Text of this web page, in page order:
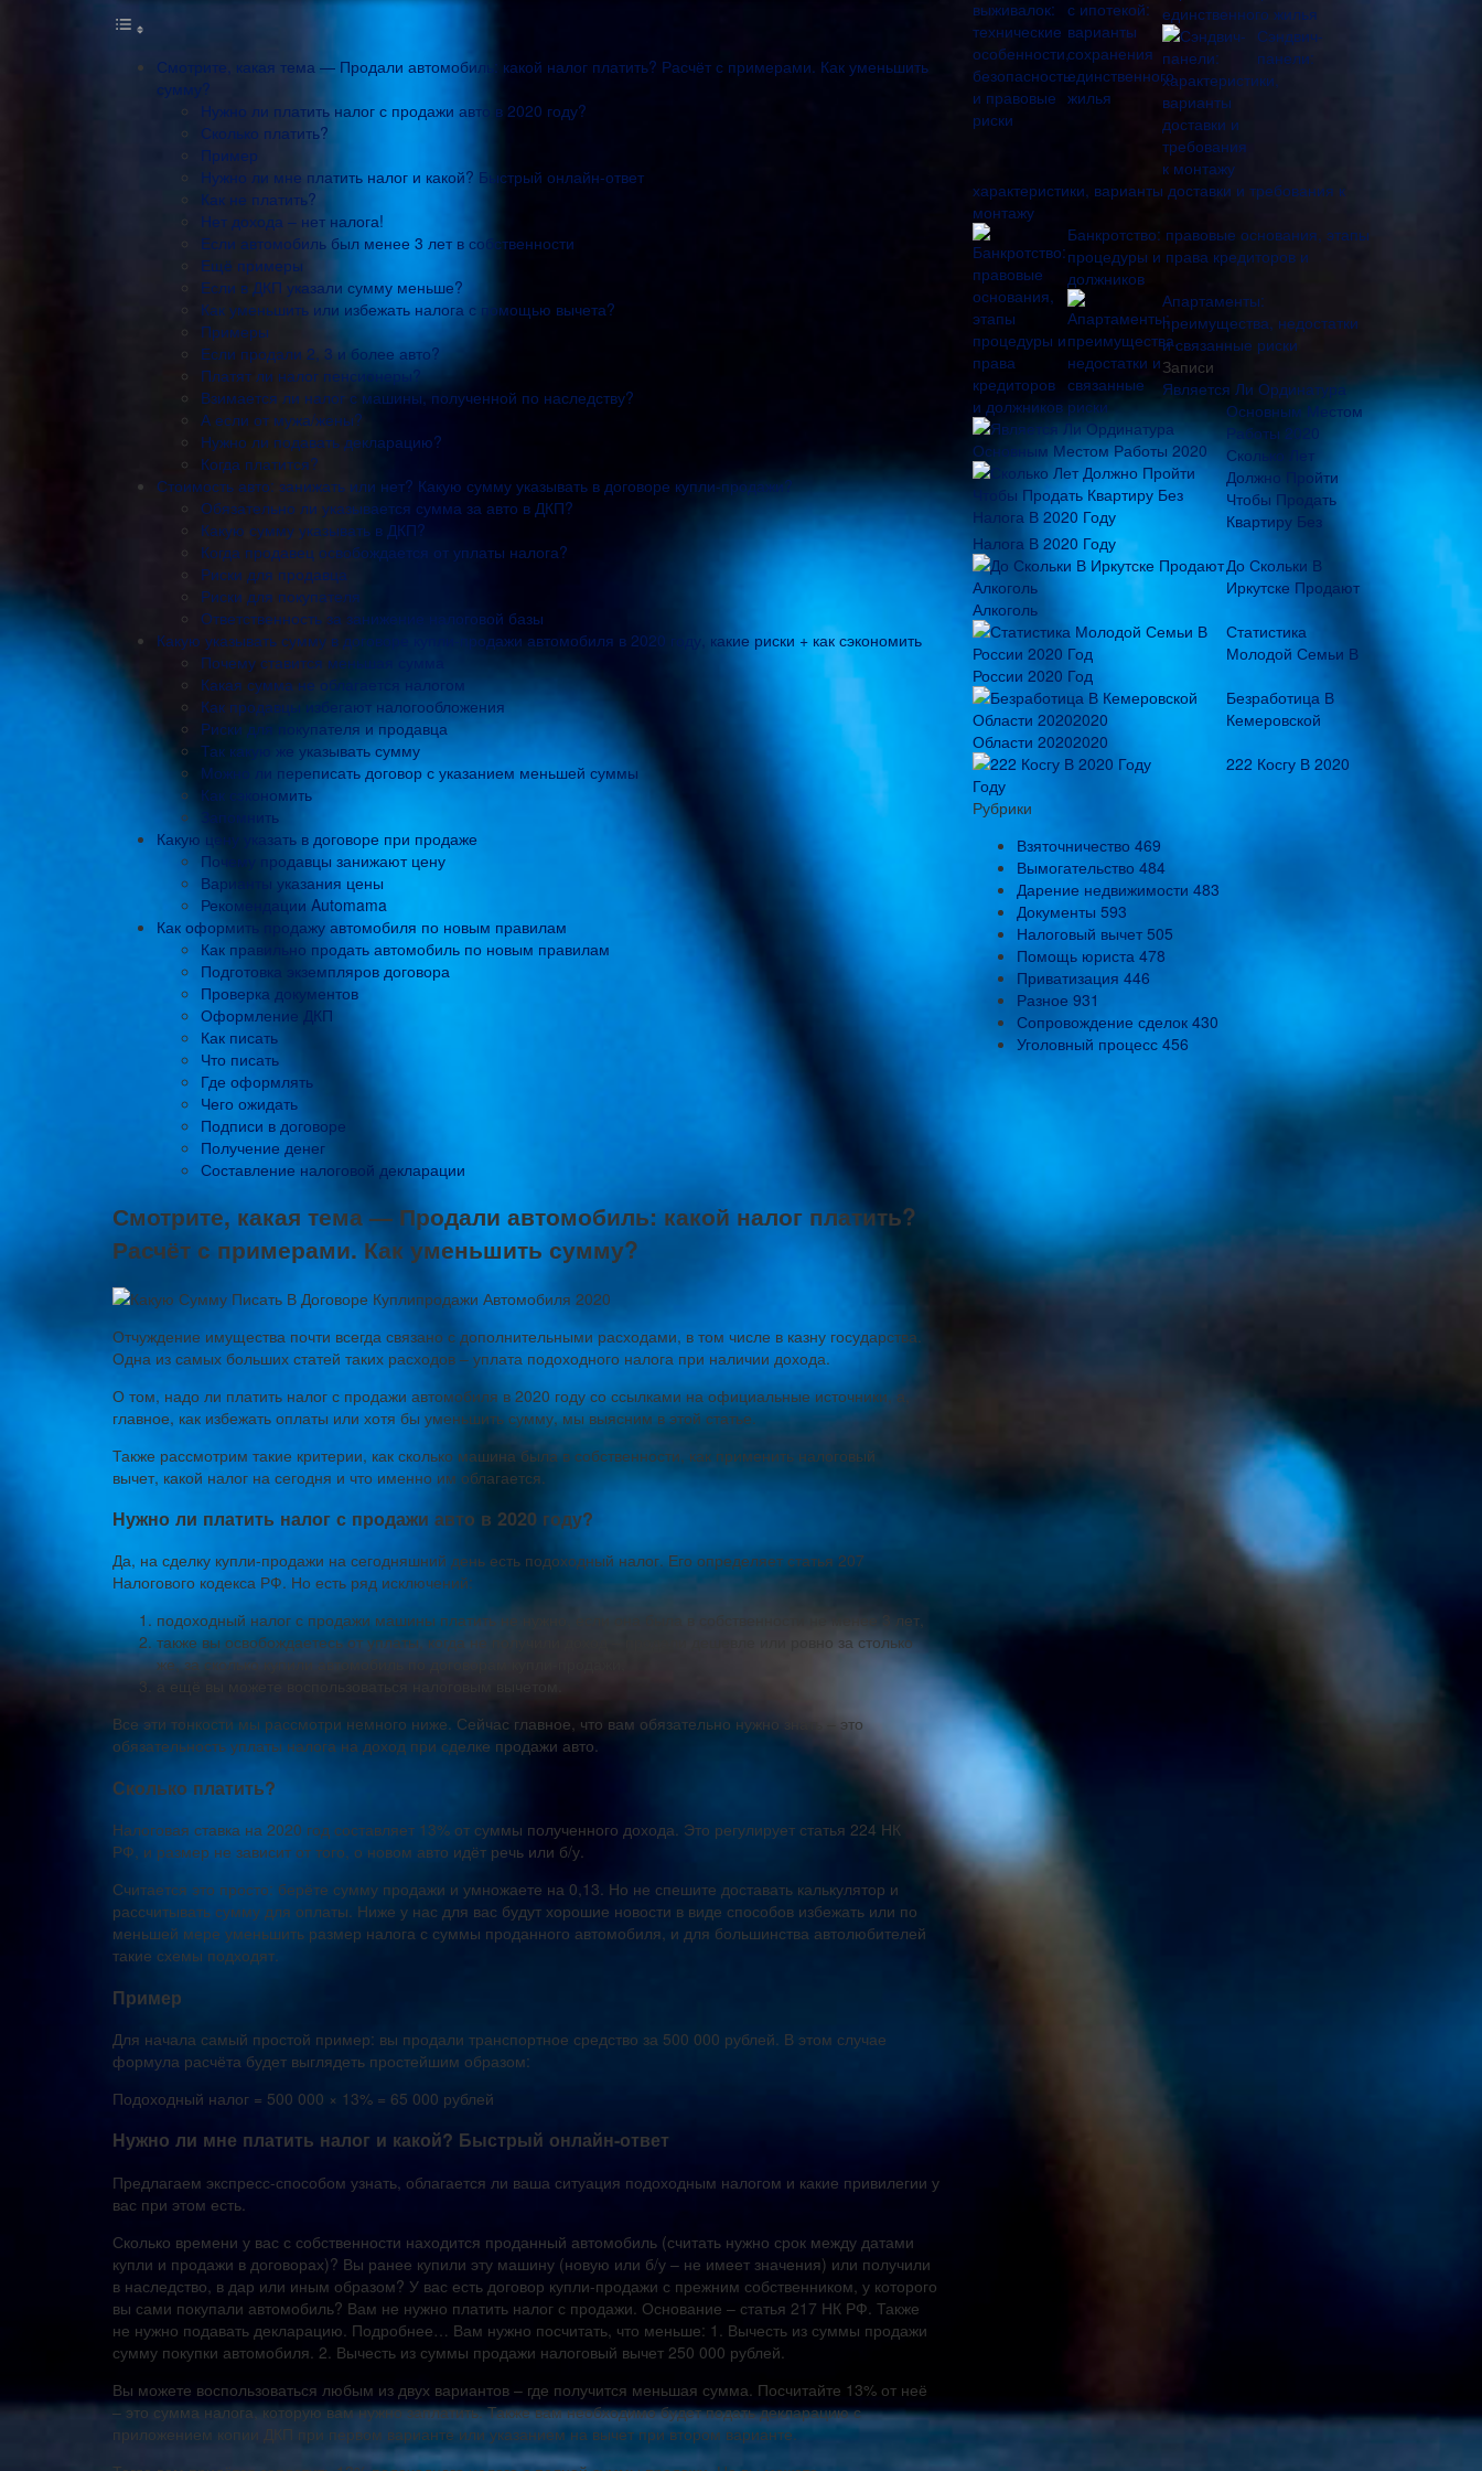
Смотрите, какая тема — Продали автомобиль: какой налог платить? Расчёт с примерами. Как уменьшить
сумму?
Нужно ли платить налог с продажи авто в 2020 году?
Сколько платить?
Пример
Нужно ли мне платить налог и какой? Быстрый онлайн-ответ
Как не платить?
Нет дохода – нет налога!
Если автомобиль был менее 3 лет в собственности
Ещё примеры
Если в ДКП указали сумму меньше?
Как уменьшить или избежать налога с помощью вычета?
Примеры
Если продали 2, 3 и более авто?
Платят ли налог пенсионеры?
Взимается ли налог с машины, полученной по наследству?
А если от мужа/жены?
Нужно ли подавать декларацию?
Когда платится?
Стоимость авто: занижать или нет? Какую сумму указывать в договоре купли-продажи?
Обязательно ли указывается сумма за авто в ДКП?
Какую сумму указывать в ДКП?
Когда продавец освобождается от уплаты налога?
Риски для продавца
Риски для покупателя
Ответственность за занижение налоговой базы
Какую указывать сумму в договоре купли-продажи автомобиля в 2020 году, какие риски + как сэкономить
Почему ставится меньшая сумма
Какая сумма не облагается налогом
Как продавцы избегают налогообложения
Риски для покупателя и продавца
Так какую же указывать сумму
Можно ли переписать договор с указанием меньшей суммы
Как сэкономить
Запомнить
Какую цену указать в договоре при продаже
Почему продавцы занижают цену
Варианты указания цены
Рекомендации Automama
Как оформить продажу автомобиля по новым правилам
Как правильно продать автомобиль по новым правилам
Подготовка экземпляров договора
Проверка документов
Оформление ДКП
Как писать
Что писать
Где оформлять
Чего ожидать
Подписи в договоре
Получение денег
Составление налоговой декларации
Смотрите, какая тема — Продали автомобиль: какой налог платить?
Расчёт с примерами. Как уменьшить сумму?
Отчуждение имущества почти всегда связано с дополнительными расходами, в том числе в казну государства.
Одна из самых больших статей таких расходов – уплата подоходного налога при наличии дохода.
О том, надо ли платить налог с продажи автомобиля в 2020 году со ссылками на официальные источники, а,
главное, как избежать оплаты или хотя бы уменьшить сумму, мы выясним в этой статье.
Также рассмотрим такие критерии, как сколько машина была в собственности, как применить налоговый
вычет, какой налог на сегодня и что именно им облагается.
Нужно ли платить налог с продажи авто в 2020 году?
Да, на сделку купли-продажи на сегодняшний день есть подоходный налог. Его определяет статья 207
Налогового кодекса РФ. Но есть ряд исключений:
подоходный налог с продажи машины платить не нужно, если она была в собственности не менее 3 лет,
также вы освобождаетесь от уплаты, когда не получили доход – продали дешевле или ровно за столько
же, за сколько купили автомобиль по договорам купли-продажи,
а ещё вы можете воспользоваться налоговым вычетом.
Все эти тонкости мы рассмотри немного ниже. Сейчас главное, что вам обязательно нужно знать – это
обязательность уплаты налога на доход при сделке продажи авто.
Сколько платить?
Налоговая ставка на 2020 год составляет 13% от суммы полученного дохода. Это регулирует статья 224 НК
РФ, и размер не зависит от того, о новом авто идёт речь или б/у.
Считается это просто: берёте сумму продажи и умножаете на 0,13. Но не спешите доставать калькулятор и
рассчитывать сумму для оплаты. Ниже у нас для вас будут хорошие новости в виде способов избежать или по
меньшей мере уменьшить размер налога с суммы проданного автомобиля, и для большинства автолюбителей
такие схемы подходят.
Пример
Для начала самый простой пример: вы продали транспортное средство за 500 000 рублей. В этом случае
формула расчёта будет выглядеть простейшим образом:
Подоходный налог = 500 000 × 13% = 65 000 рублей
Нужно ли мне платить налог и какой? Быстрый онлайн-ответ
Предлагаем экспресс-способом узнать, облагается ли ваша ситуация подоходным налогом и какие привилегии у
вас при этом есть.
Сколько времени у вас с собственности находится проданный автомобиль (считать нужно срок между датами
купли и продажи в договорах)? Вы ранее купили эту машину (новую или б/у – не имеет значения) или получили
в наследство, в дар или иным образом? У вас есть договор купли-продажи с прежним собственником, у которого
вы сами покупали автомобиль? Вам не нужно платить налог с продажи. Основание – статья 217 НК РФ. Также
не нужно подавать декларацию. Подробнее… Вам нужно посчитать, что меньше: 1. Вычесть из суммы продажи
сумму покупки автомобиля. 2. Вычесть из суммы продажи налоговый вычет 250 000 рублей.
Вы можете воспользоваться любым из двух вариантов – где получится меньшая сумма. Посчитайте 13% от неё
– это сумма налога, которую вам нужно заплатить. Также вам необходимо будет подать декларацию с
приложением копии ДКП при первом варианте или указанием на вычет при втором варианте.
единственного жилья
Сэндвич-
панели:
характеристики, варианты доставки и требования к
монтажу
Банкротство: правовые основания, этапы
процедуры и права кредиторов и
должников
Апартаменты:
преимущества, недостатки
и связанные риски
Записи
Является Ли Ординатура
Основным Местом
Работы 2020
Сколько Лет
Должно Пройти
Чтобы Продать
Квартиру Без
Налога В 2020 Году
До Скольки В
Иркутске Продают
Алкоголь
Статистика
Молодой Семьи В
России 2020 Год
Безработица В
Кемеровской
Области 20202020
222 Косгу В 2020
Году
Рубрики
Взяточничество 469
Вымогательство 484
Дарение недвижимости 483
Документы 593
Налоговый вычет 505
Помощь юриста 478
Приватизация 446
Разное 931
Сопровождение сделок 430
Уголовный процесс 456